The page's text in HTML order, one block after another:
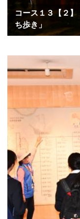
コース１３【２
ち歩き」